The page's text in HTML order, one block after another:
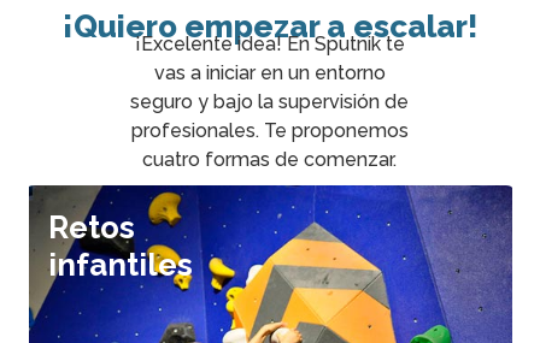
¡Quiero empezar a escalar!
¡Excelente idea! En Sputnik te
vas a iniciar en un entorno
seguro y bajo la supervisión de
profesionales. Te proponemos
cuatro formas de comenzar.
Retos
infantiles